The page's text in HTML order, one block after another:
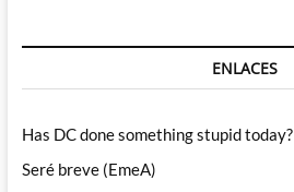
ENLACES
Has DC done something stupid today?
Seré breve (EmeA)